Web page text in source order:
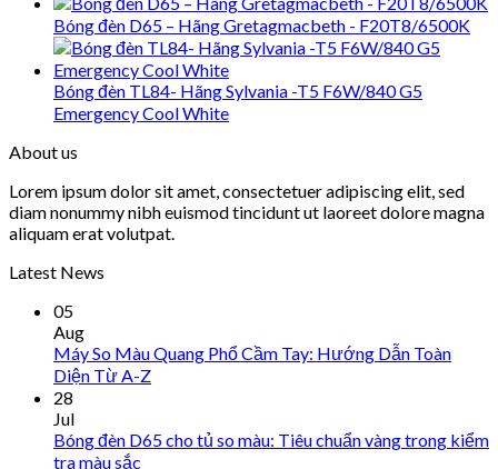
Bóng đèn D65 – Hãng Gretagmacbeth - F20T8/6500K
Bóng đèn TL84- Hãng Sylvania -T5 F6W/840 G5
Emergency Cool White
About us
Lorem ipsum dolor sit amet, consectetuer adipiscing elit, sed
diam nonummy nibh euismod tincidunt ut laoreet dolore magna
aliquam erat volutpat.
Latest News
05
Aug
Máy So Màu Quang Phổ Cầm Tay: Hướng Dẫn Toàn
Diện Từ A-Z
28
Jul
Bóng đèn D65 cho tủ so màu: Tiêu chuẩn vàng trong kiểm
tra màu sắc